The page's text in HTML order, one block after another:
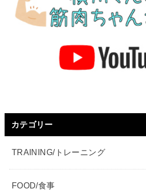
カテゴリー
TRAINING/トレーニング
FOOD/食事